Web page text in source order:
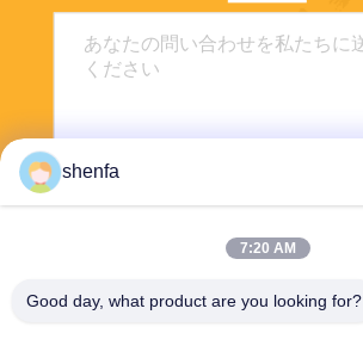
shenfa
7:20 AM
Good day, what product are you looking for?